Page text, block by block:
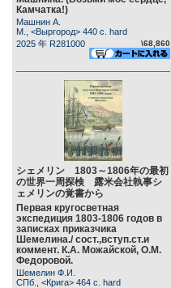
Камчатка!)
Машнин А.
М., <Выргород> 440 c. hard
2025 年 R281000
\68,860
シェメリン 1803～1806年の最初
の世界一周探検 露米会社執事シ
ェメリンの覚書から
Первая кругосветная
экспедиция 1803-1806 годов в
записках приказчика
Шемелина./ сост.,вступ.ст.и
коммент. К.А. Можайской, О.М.
Федоровой.
Шемелин Ф.И.
СПб., <Крига> 464 c. hard